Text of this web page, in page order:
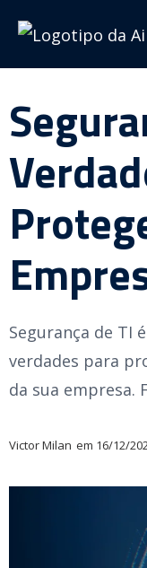
Segurança de TI
verdades para
da sua empresa.
Victor Milan em 16/12/